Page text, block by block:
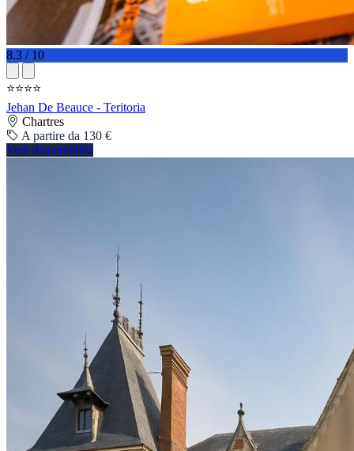
8.3 / 10
⭐⭐⭐⭐
Jehan De Beauce - Teritoria
Chartres
A partire da 130 €
Vedi disponibilità